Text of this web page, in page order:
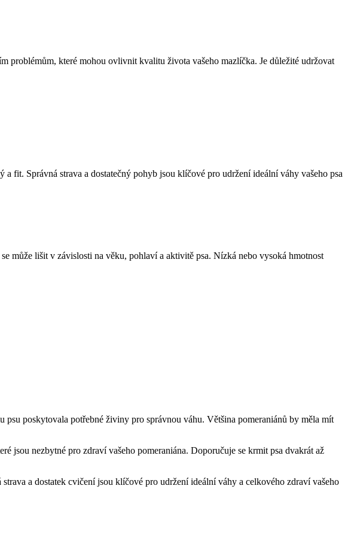
problémům, které⁤ mohou⁤ ovlivnit kvalitu života vašeho mazlíčka. Je důležité‍ udržovat​
fit. Správná strava a dostatečný pohyb jsou klíčové pro udržení ideální váhy vašeho‌ psa
může lišit v‍ závislosti na věku,⁢ pohlaví a aktivitě⁢ psa. Nízká nebo vysoká ⁣hmotnost
poskytovala potřebné živiny pro ⁣správnou⁣ váhu. Většina‍ pomeraniánů by měla⁣ mít
jsou⁣ nezbytné⁣ pro zdraví vašeho pomeraniána. Doporučuje se krmit psa dvakrát ⁣až
a dostatek cvičení jsou klíčové ‌pro udržení ideální váhy‌ a celkového ⁤zdraví‍ vašeho